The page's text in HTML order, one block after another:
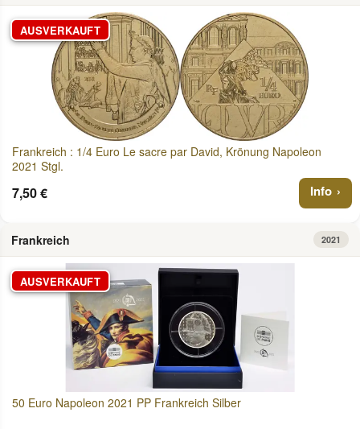
AUSVERKAUFT
Frankreich : 1/4 Euro Le sacre par David, Krönung Napoleon
2021 Stgl.
7,50 € Info
Frankreich 2021
AUSVERKAUFT
50 Euro Napoleon 2021 PP Frankreich Silber